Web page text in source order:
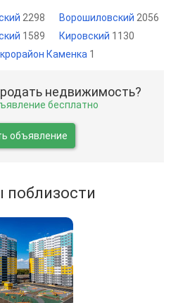
2298 Ворошиловский 2056
1589 Кировский 1130
Каменка 1
недвижимость?
бесплатно
объявление